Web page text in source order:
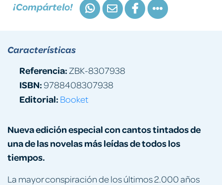
¡Compártelo!
Nueva edición especial con cantos tintados de
una de las novelas más leídas de todos los
tiempos.
La mayor conspiración de los últimos 2.000 años
Características
Referencia: ZBK-8307938
ISBN:9788408307938
Editorial: Booket